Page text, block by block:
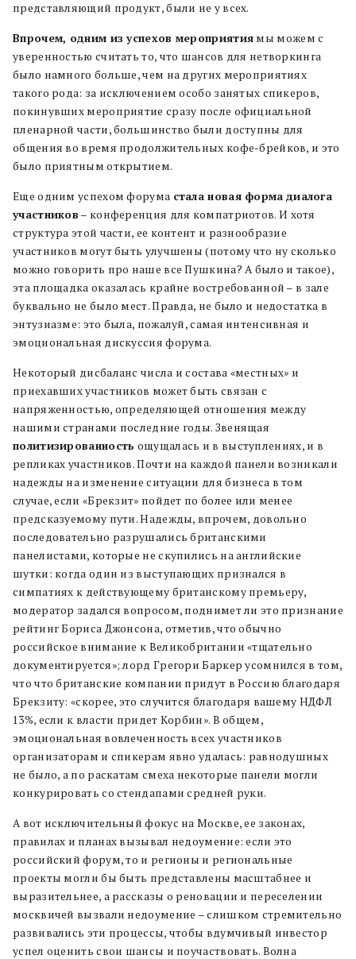
представляющий продукт, были не у всех.
Впрочем, одним из успехов мероприятия мы можем с
уверенностью считать то, что шансов для нетворкинга
было намного больше, чем на других мероприятиях
такого рода: за исключением особо занятых спикеров,
покинувших мероприятие сразу после официальной
пленарной части, большинство были доступны для
общения во время продолжительных кофе-брейков, и это
было приятным открытием.
Еще одним успехом форума стала новая форма диалога
участников – конференция для компатриотов. И хотя
структура этой части, ее контент и разнообразие
участников могут быть улучшены (потому что ну сколько
можно говорить про наше все Пушкина? А было и такое),
эта площадка оказалась крайне востребованной – в зале
буквально не было мест. Правда, не было и недостатка в
энтузиазме: это была, пожалуй, самая интенсивная и
эмоциональная дискуссия форума.
Некоторый дисбаланс числа и состава «местных» и
приехавших участников может быть связан с
напряженностью, определяющей отношения между
нашими странами последние годы. Звенящая
политизированность ощущалась и в выступлениях, и в
репликах участников. Почти на каждой панели возникали
надежды на изменение ситуации для бизнеса в том
случае, если «Брекзит» пойдет по более или менее
предсказуемому пути. Надежды, впрочем, довольно
последовательно разрушались британскими
панелистами, которые не скупились на английские
шутки: когда один из выступающих признался в
симпатиях к действующему британскому премьеру,
модератор задался вопросом, поднимет ли это признание
рейтинг Бориса Джонсона, отметив, что обычно
российское внимание к Великобритании «тщательно
документируется»; лорд Грегори Баркер усомнился в том,
что что британские компании придут в Россию благодаря
Брекзиту: «скорее, это случится благодаря вашему НДФЛ
13%, если к власти придет Корбин». В общем,
эмоциональная вовлеченность всех участников
организаторам и спикерам явно удалась: равнодушных
не было, а по раскатам смеха некоторые панели могли
конкурировать со стендапами средней руки.
А вот исключительный фокус на Москве, ее законах,
правилах и планах вызывал недоумение: если это
российский форум, то и регионы и региональные
проекты могли бы быть представлены масштабнее и
выразительнее, а рассказы о реновации и переселении
москвичей вызвали недоумение – слишком стремительно
развивались эти процессы, чтобы вдумчивый инвестор
успел оценить свои шансы и поучаствовать. Волна